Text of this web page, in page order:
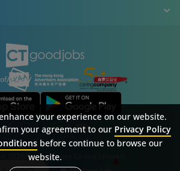
2026 Career Times Online Limited.
All rights reserved.
Privacy PolicyTerms & Conditions
your experience on our website.
your agreement to our Privacy Policy
before continue to browse our
website.